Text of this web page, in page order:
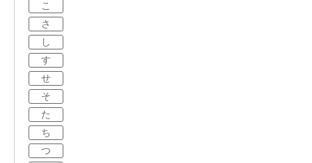
こ
さ
し
す
せ
そ
た
ち
つ